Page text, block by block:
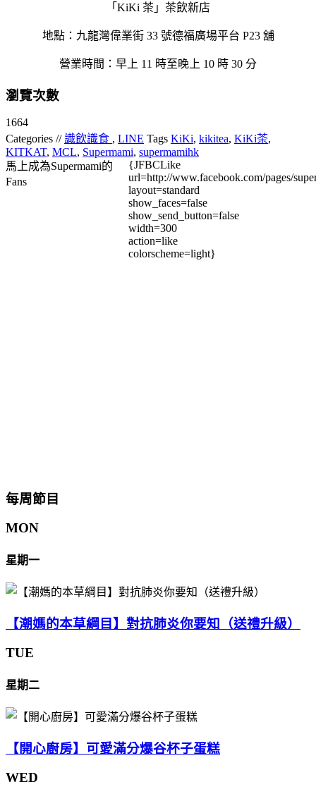
「KiKi 茶」茶飲新店
地點：九龍灣偉業街 33 號德福廣場平台 P23 舖
營業時間：早上 11 時至晚上 10 時 30 分
瀏覽次數
1664
Categories //識飲識食 , LINE Tags KiKi, kikitea, KiKi茶,
KITKAT, MCL, Supermami, supermamihk
馬上成為Supermami的
Fans
{JFBCLike
url=http://www.facebook.com/pages/
layout=standard
show_faces=false
show_send_button=false
width=300
action=like
colorscheme=light}
每周節目
MON
星期一
【潮媽的本草綱目】對抗肺炎你要知（送禮升級）
TUE
星期二
【開心廚房】可愛滿分爆谷杯子蛋糕
WED